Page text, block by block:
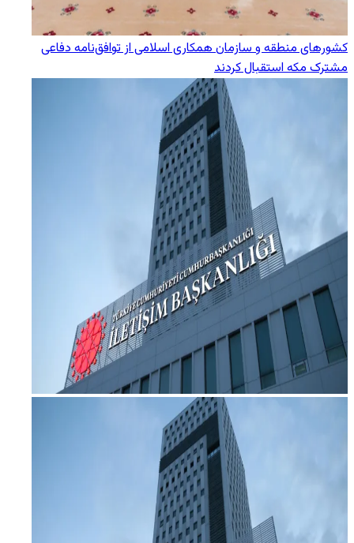
کشورهای منطقه و سازمان همکاری اسلامی از توافق‌نامه دفاعی
مشترک مکه استقبال کردند